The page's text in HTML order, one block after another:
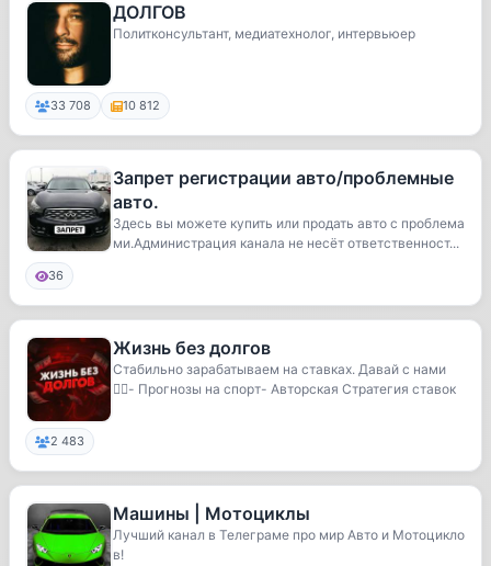
ДОЛГОВ
Политконсультант, медиатехнолог, интервьюер
33 708 10 812
Запрет регистрации авто/проблемные
авто.
Здесь вы можете купить или продать авто с проблема
ми.Администрация канала не несёт ответственност...
36
Жизнь без долгов
Стабильно зарабатываем на ставках. Давай с нами
👍🏻- Прогнозы на спорт- Авторская Стратегия ставок
2 483
Машины | Мотоциклы
Лучший канал в Телеграме про мир Авто и Мотоцикло
в!